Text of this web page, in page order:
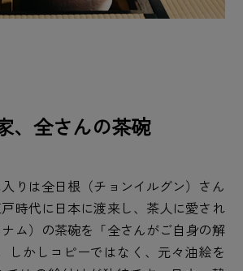
、全さんの茶碗
りは全日根（チョンイルグン）さん
時代に日本に渡来し、茶人に愛され
ム）の茶碗を「全さんがご自身の解
しかしコピーではなく、元々油絵を